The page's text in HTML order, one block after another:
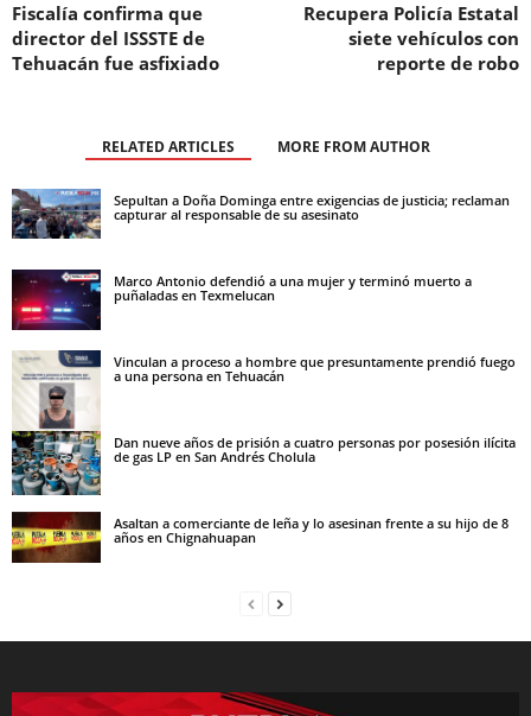
Fiscalía confirma que
director del ISSSTE de
Tehuacán fue asfixiado
Recupera Policía Estatal
siete vehículos con
reporte de robo
RELATED ARTICLES MORE FROM AUTHOR
Sepultan a Doña Dominga entre exigencias de justicia; reclaman
capturar al responsable de su asesinato
Marco Antonio defendió a una mujer y terminó muerto a
puñaladas en Texmelucan
Vinculan a proceso a hombre que presuntamente prendió fuego
a una persona en Tehuacán
Dan nueve años de prisión a cuatro personas por posesión ilícita
de gas LP en San Andrés Cholula
Asaltan a comerciante de leña y lo asesinan frente a su hijo de 8
años en Chignahuapan